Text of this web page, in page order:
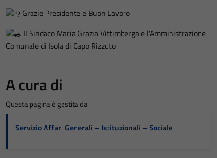
Grazie Presidente e Buon Lavoro
Il Sindaco Maria Grazia Vittimberga e l'Amministrazione
Comunale di Isola di Capo Rizzuto
A cura di
Questa pagina è gestita da
Servizio Affari Generali – Istituzionali – Sociale